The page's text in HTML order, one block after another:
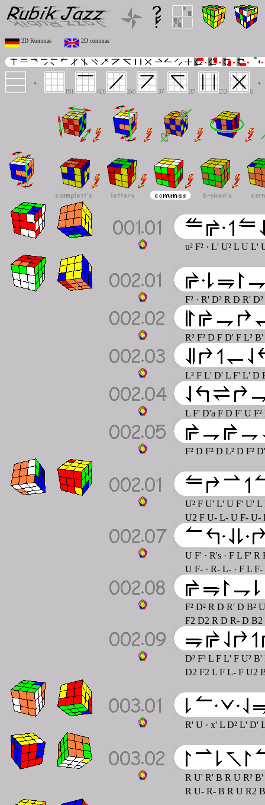
2D Kommas 2D commas
u² F² · L' U² L U L'
F² · R' D² R D R'
R² F² D F D' F L²
L² F L' D' L F' L' D
L F' D'a F D F' U
F² D F² D L² D F²
U² F U' L' U F' U'
U2 F U- L- U F- U-
U F' · R's · F L F'
U F- · R- L- · F L
F² D² R D R' D B²
F2 D2 R D R- D B2
D² F² L F L' F U² B'
D2 F2 L F L- F U2
R' U · x' L D² L' D'
R U' R' B R U R²
R U- R- B R U R2